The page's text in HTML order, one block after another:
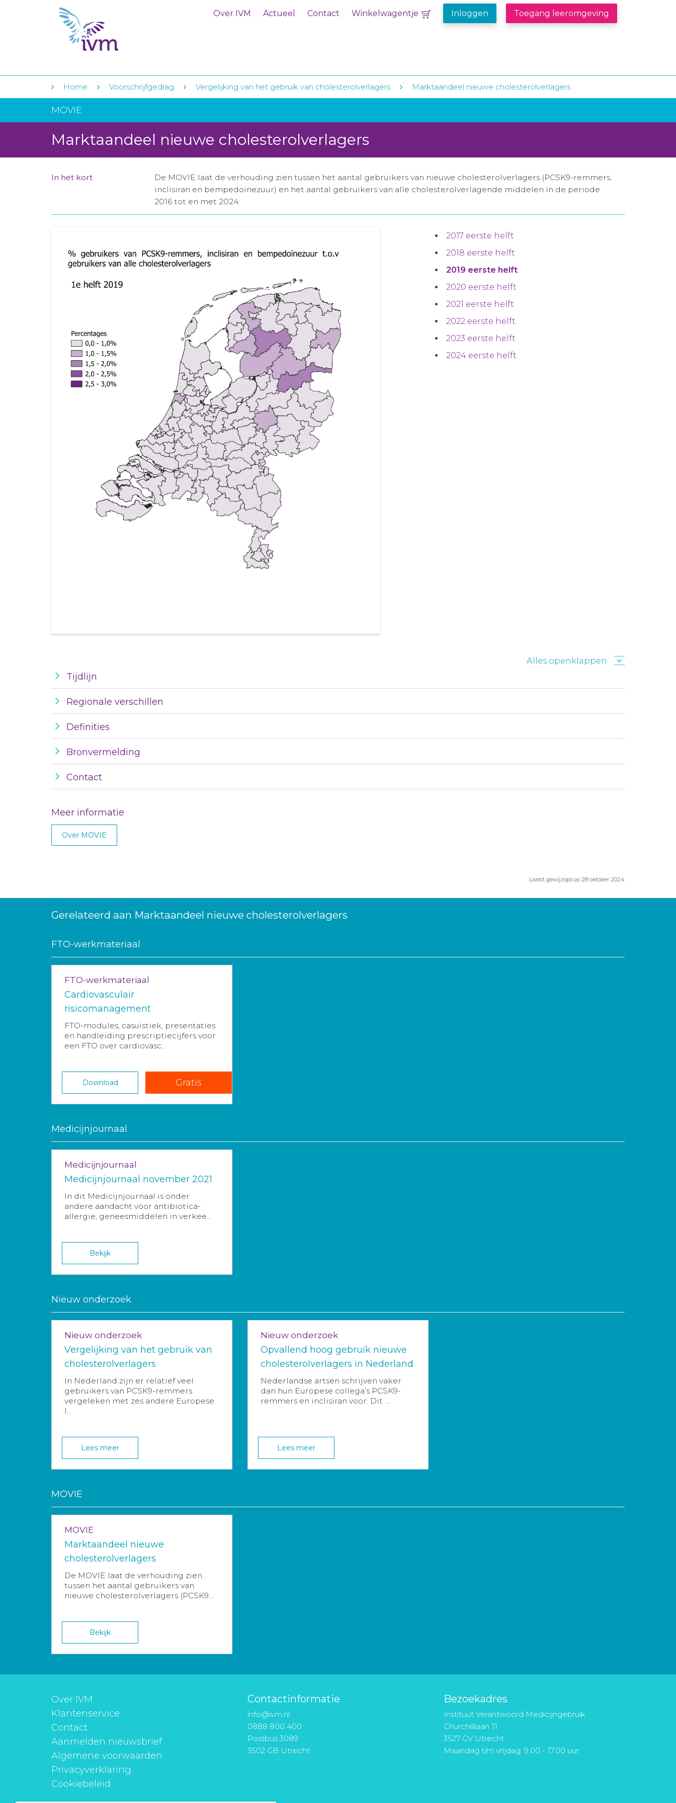
Over IVM Actueel Contact Winkelwagentje Inloggen Toegang leeromgeving
Home Voorschrijfgedrag Vergelijking van het gebruik van cholesterolverlagers Marktaandeel nieuwe cholesterolverlagers
MOVIE
Marktaandeel nieuwe cholesterolverlagers
In het kort
De MOVIE laat de verhouding zien tussen het aantal gebruikers van nieuwe cholesterolverlagers (PCSK9-remmers,
inclisiran en bempedoïnezuur) en het aantal gebruikers van alle cholesterolverlagende middelen in de periode
2016 tot en met 2024.
2017 eerste helft
2018 eerste helft
2019 eerste helft
2020 eerste helft
2021 eerste helft
2022 eerste helft
2023 eerste helft
2024 eerste helft
Alles openklappen
Tijdlijn
Regionale verschillen
Definities
Bronvermelding
Contact
Meer informatie
Over MOVIE
Laatst gewijzigd op 28 oktober 2024
Gerelateerd aan Marktaandeel nieuwe cholesterolverlagers
FTO-werkmateriaal
FTO-werkmateriaal
Cardiovasculair
risicomanagement
FTO-modules, casuïstiek, presentaties
en handleiding prescriptiecijfers voor
een FTO over cardiovasc...
Download Gratis
Medicijnjournaal
Medicijnjournaal
Medicijnjournaal november 2021
In dit Medicijnjournaal is onder
andere aandacht voor antibiotica-
allergie, geneesmiddelen in verkee...
Bekijk
Nieuw onderzoek
Nieuw onderzoek
Vergelijking van het gebruik van
cholesterolverlagers
In Nederland zijn er relatief veel
gebruikers van PCSK9-remmers
vergeleken met zes andere Europese
l...
Lees meer
Nieuw onderzoek
Opvallend hoog gebruik nieuwe
cholesterolverlagers in Nederland
Nederlandse artsen schrijven vaker
dan hun Europese collega’s PCSK9-
remmers en inclisiran voor. Dit ...
Lees meer
MOVIE
MOVIE
Marktaandeel nieuwe
cholesterolverlagers
De MOVIE laat de verhouding zien
tussen het aantal gebruikers van
nieuwe cholesterolverlagers (PCSK9...
Bekijk
Over IVM
Klantenservice
Contact
Aanmelden nieuwsbrief
Algemene voorwaarden
Privacyverklaring
Cookiebeleid
Contactinformatie
info@ivm.nl
0888 800 400
Postbus 3089
3502 GB Utrecht
Bezoekadres
Instituut Verantwoord Medicijngebruik
Churchilllaan 11
3527 GV Utrecht
Maandag t/m vrijdag: 9.00 - 17.00 uur